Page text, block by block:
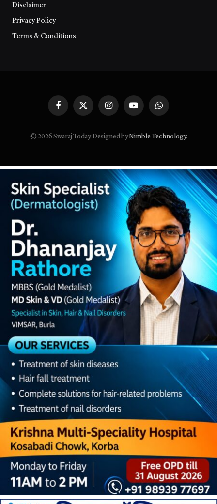
Disclaimer
Privacy Policy
Terms & Conditions
FacebookX
InstagramYouTubeWhatsApp
© 2026 Swaraj Today. Designed byNimble Technology.